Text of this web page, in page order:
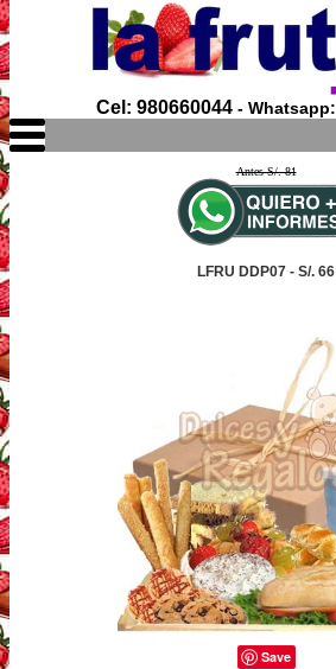
Cel: 980660044- Whatsapp:
Antes S/. 81
LFRU DDP07 - S/. 66
Save